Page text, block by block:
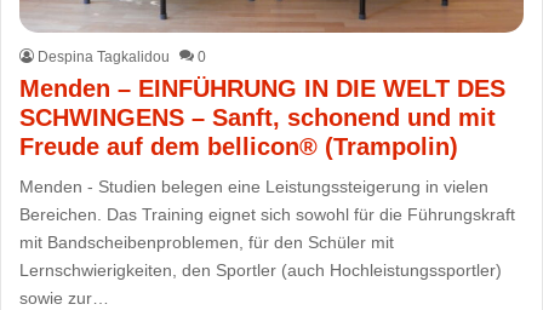
Despina Tagkalidou 0
Menden – EINFÜHRUNG IN DIE WELT DES
SCHWINGENS – Sanft, schonend und mit
Freude auf dem bellicon® (Trampolin)
Menden - Studien belegen eine Leistungssteigerung in vielen
Bereichen. Das Training eignet sich sowohl für die Führungskraft
mit Bandscheibenproblemen, für den Schüler mit
Lernschwierigkeiten, den Sportler (auch Hochleistungssportler)
sowie zur…